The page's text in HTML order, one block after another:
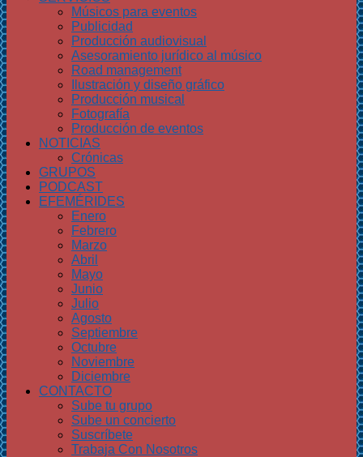
Músicos para eventos
Publicidad
Producción audiovisual
Asesoramiento jurídico al músico
Road management
Ilustración y diseño gráfico
Producción musical
Fotografía
Producción de eventos
NOTICIAS
Crónicas
GRUPOS
PODCAST
EFEMÉRIDES
Enero
Febrero
Marzo
Abril
Mayo
Junio
Julio
Agosto
Septiembre
Octubre
Noviembre
Diciembre
CONTACTO
Sube tu grupo
Sube un concierto
Suscríbete
Trabaja Con Nosotros